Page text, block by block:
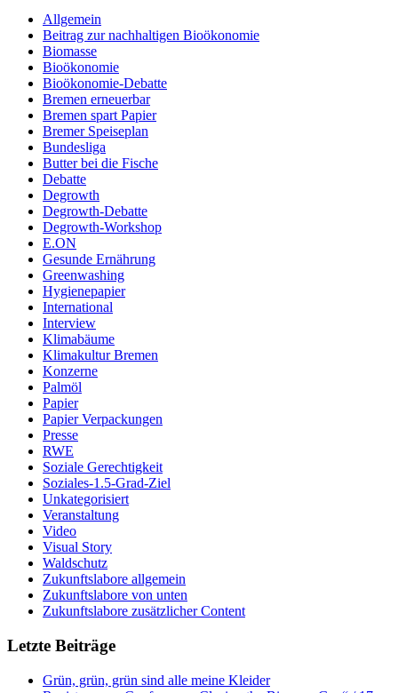
Allgemein
Beitrag zur nachhaltigen Bioökonomie
Biomasse
Bioökonomie
Bioökonomie-Debatte
Bremen erneuerbar
Bremen spart Papier
Bremer Speiseplan
Bundesliga
Butter bei die Fische
Debatte
Degrowth
Degrowth-Debatte
Degrowth-Workshop
E.ON
Gesunde Ernährung
Greenwashing
Hygienepapier
International
Interview
Klimabäume
Klimakultur Bremen
Konzerne
Palmöl
Papier
Papier Verpackungen
Presse
RWE
Soziale Gerechtigkeit
Soziales-1.5-Grad-Ziel
Unkategorisiert
Veranstaltung
Video
Visual Story
Waldschutz
Zukunftslabore allgemein
Zukunftslabore von unten
Zukunftslabore zusätzlicher Content
Letzte Beiträge
Grün, grün, grün sind alle meine Kleider